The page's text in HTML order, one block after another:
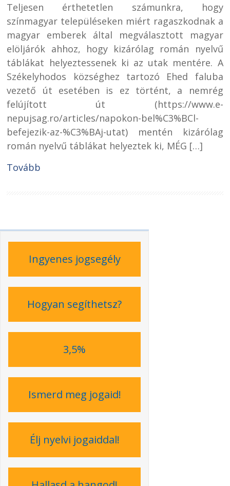
Teljesen érthetetlen számunkra, hogy
színmagyar településeken miért ragaszkodnak a
magyar emberek által megválasztott magyar
elöljárók ahhoz, hogy kizárólag román nyelvű
táblákat helyeztessenek ki az utak mentére. A
Székelyhodos községhez tartozó Ehed faluba
vezető út esetében is ez történt, a nemrég
felújított út (https://www.e-
nepujsag.ro/articles/napokon-bel%C3%BCl-
befejezik-az-%C3%BAj-utat) mentén kizárólag
román nyelvű táblákat helyeztek ki, MÉG […]
Tovább
Ingyenes jogsegély
Hogyan segíthetsz?
3,5%
Ismerd meg jogaid!
Élj nyelvi jogaiddal!